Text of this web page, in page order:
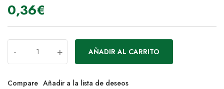
0,36€
- + AÑADIR AL CARRITO
Compare Añadir a la lista de deseos